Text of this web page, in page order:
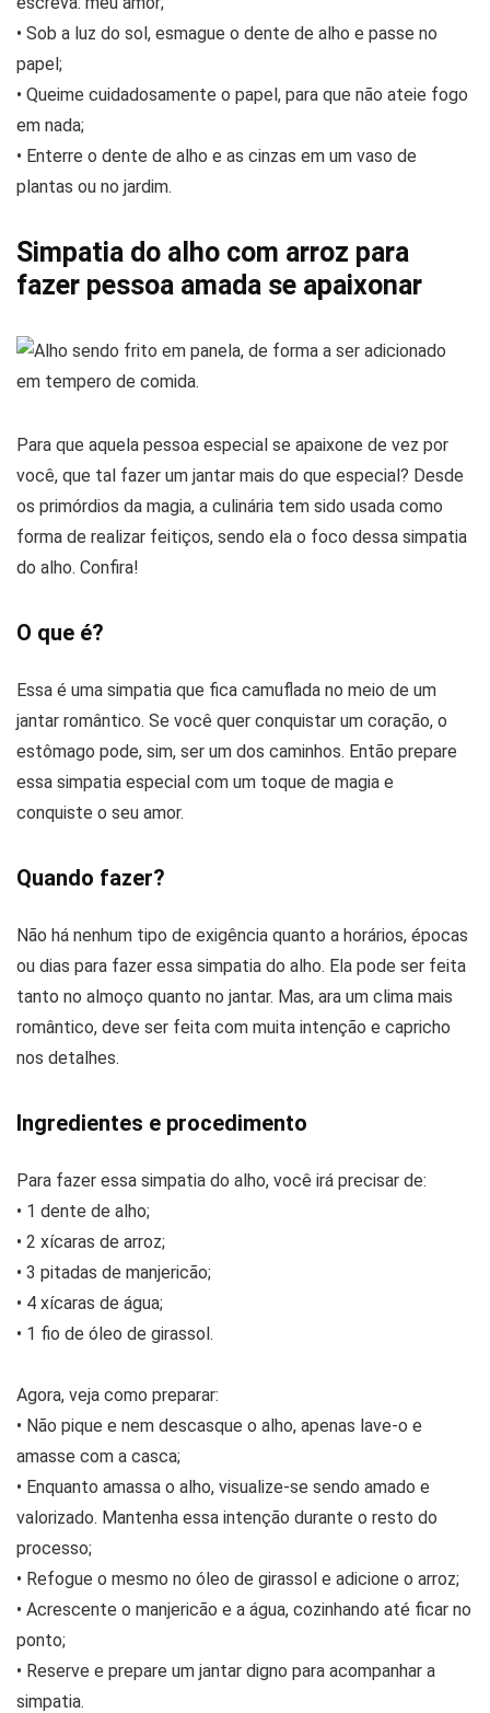
• Sob a luz do sol, esmague o dente de alho e passe no
papel;
• Queime cuidadosamente o papel, para que não ateie fogo
em nada;
• Enterre o dente de alho e as cinzas em um vaso de
plantas ou no jardim.
Simpatia do alho com arroz para
fazer pessoa amada se apaixonar
Para que aquela pessoa especial se apaixone de vez por
você, que tal fazer um jantar mais do que especial? Desde
os primórdios da magia, a culinária tem sido usada como
forma de realizar feitiços, sendo ela o foco dessa simpatia
do alho. Confira!
O que é?
Essa é uma simpatia que fica camuflada no meio de um
jantar romântico. Se você quer conquistar um coração, o
estômago pode, sim, ser um dos caminhos. Então prepare
essa simpatia especial com um toque de magia e
conquiste o seu amor.
Quando fazer?
Não há nenhum tipo de exigência quanto a horários, épocas
ou dias para fazer essa simpatia do alho. Ela pode ser feita
tanto no almoço quanto no jantar. Mas, ara um clima mais
romântico, deve ser feita com muita intenção e capricho
nos detalhes.
Ingredientes e procedimento
Para fazer essa simpatia do alho, você irá precisar de:
• 1 dente de alho;
• 2 xícaras de arroz;
• 3 pitadas de manjericão;
• 4 xícaras de água;
• 1 fio de óleo de girassol.
Agora, veja como preparar:
• Não pique e nem descasque o alho, apenas lave-o e
amasse com a casca;
• Enquanto amassa o alho, visualize-se sendo amado e
valorizado. Mantenha essa intenção durante o resto do
processo;
• Refogue o mesmo no óleo de girassol e adicione o arroz;
• Acrescente o manjericão e a água, cozinhando até ficar no
ponto;
• Reserve e prepare um jantar digno para acompanhar a
simpatia.